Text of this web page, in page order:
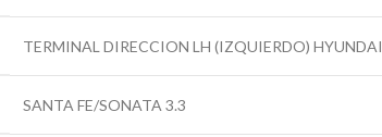
TERMINAL DIRECCION LH (IZQUIERDO) HYUNDAI
SANTA FE/SONATA 3.3